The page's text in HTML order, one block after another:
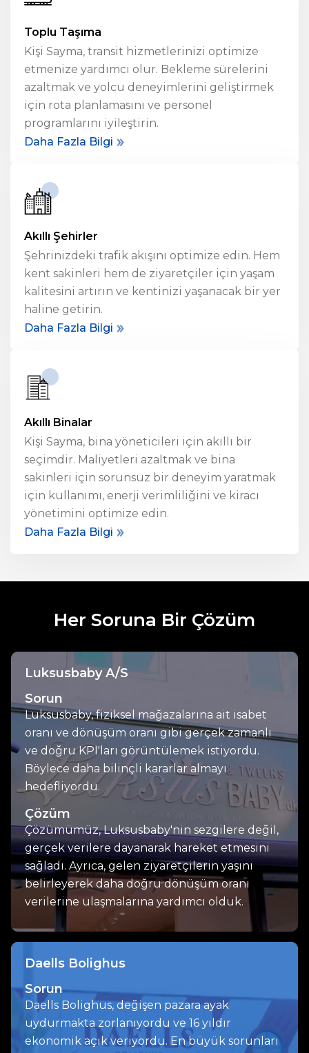
Toplu Taşıma
Kişi Sayma, transit hizmetlerinizi optimize
etmenize yardımcı olur. Bekleme sürelerini
azaltmak ve yolcu deneyimlerini geliştirmek
için rota planlamasını ve personel
programlarını iyileştirin.
Daha Fazla Bilgi
Akıllı Şehirler
Şehrinizdeki trafik akışını optimize edin. Hem
kent sakinleri hem de ziyaretçiler için yaşam
kalitesini artırın ve kentinizi yaşanacak bir yer
haline getirin.
Daha Fazla Bilgi
Akıllı Binalar
Kişi Sayma, bina yöneticileri için akıllı bir
seçimdir. Maliyetleri azaltmak ve bina
sakinleri için sorunsuz bir deneyim yaratmak
için kullanımı, enerji verimliliğini ve kiracı
yönetimini optimize edin.
Daha Fazla Bilgi
Her Soruna Bir Çözüm
Luksusbaby A/S
Sorun
Luksusbaby, fiziksel mağazalarına ait isabet
oranı ve dönüşüm oranı gibi gerçek zamanlı
ve doğru KPI'ları görüntülemek istiyordu.
Böylece daha bilinçli kararlar almayı
hedefliyordu.
Çözüm
Çözümümüz, Luksusbaby'nin sezgilere değil,
gerçek verilere dayanarak hareket etmesini
sağladı. Ayrıca, gelen ziyaretçilerin yaşını
belirleyerek daha doğru dönüşüm oranı
verilerine ulaşmalarına yardımcı olduk.
Daells Bolighus
Sorun
Daells Bolighus, değişen pazara ayak
uydurmakta zorlanıyordu ve 16 yıldır
ekonomik açık veriyordu. En büyük sorunları